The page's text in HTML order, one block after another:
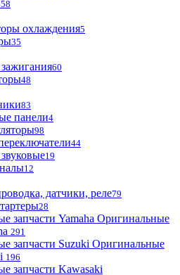
охлаждения5
35
60
48
83
панели4
98
44
19
12
датчики, реле79
28
Оригинальные
291
Оригинальные
196